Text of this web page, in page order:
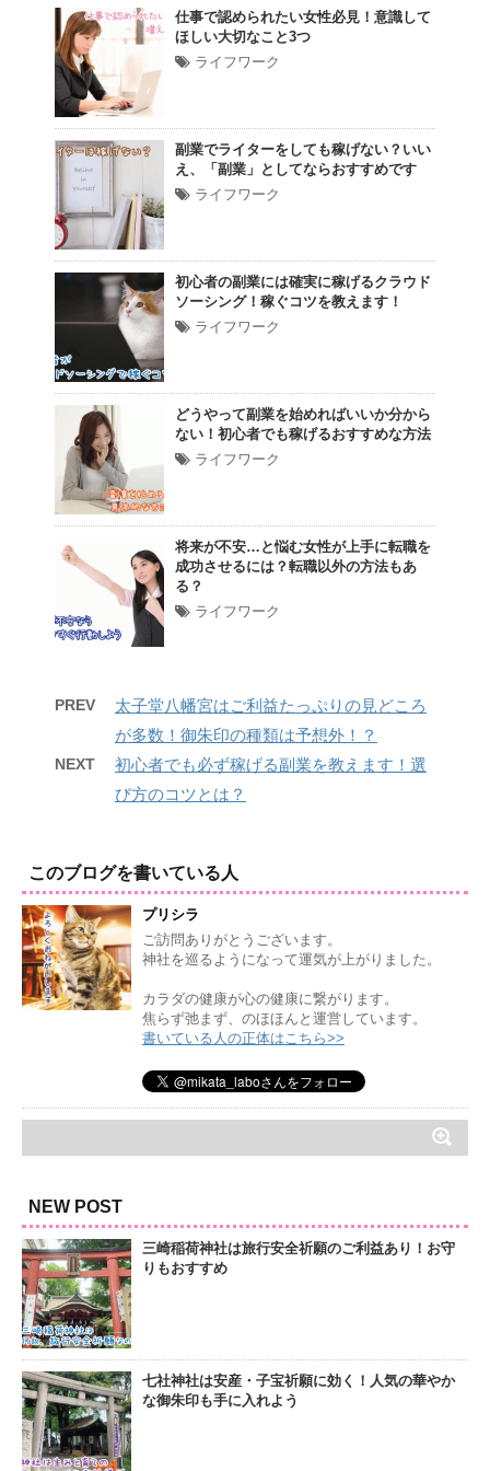
仕事で認められたい女性必見！意識して
ほしい大切なこと3つ
ライフワーク
副業でライターをしても稼げない？いい
え、「副業」としてならおすすめです
ライフワーク
初心者の副業には確実に稼げるクラウド
ソーシング！稼ぐコツを教えます！
ライフワーク
どうやって副業を始めればいいか分から
ない！初心者でも稼げるおすすめな方法
ライフワーク
将来が不安…と悩む女性が上手に転職を
成功させるには？転職以外の方法もあ
る？
ライフワーク
PREV
太子堂八幡宮はご利益たっぷりの見どころ
が多数！御朱印の種類は予想外！？
NEXT
初心者でも必ず稼げる副業を教えます！選
び方のコツとは？
このブログを書いている人
プリシラ
ご訪問ありがとうございます。
神社を巡るようになって運気が上がりました。
カラダの健康が心の健康に繋がります。
焦らず弛まず、のほほんと運営しています。
書いている人の正体はこちら>>
NEW POST
三崎稲荷神社は旅行安全祈願のご利益あり！お守
りもおすすめ
七社神社は安産・子宝祈願に効く！人気の華やか
な御朱印も手に入れよう